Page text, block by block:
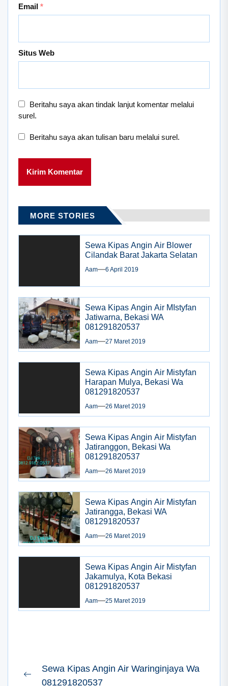
Email *
Situs Web
Beritahu saya akan tindak lanjut komentar melalui
surel.
Beritahu saya akan tulisan baru melalui surel.
MORE STORIES
Sewa Kipas Angin Air Blower
Cilandak Barat Jakarta Selatan
Aam 6 April 2019
Sewa Kipas Angin Air MIstyfan
Jatiwarna, Bekasi WA
081291820537
Aam 27 Maret 2019
Sewa Kipas Angin Air Mistyfan
Harapan Mulya, Bekasi Wa
081291820537
Aam 26 Maret 2019
Sewa Kipas Angin Air Mistyfan
Jatiranggon, Bekasi Wa
081291820537
Aam 26 Maret 2019
Sewa Kipas Angin Air Mistyfan
Jatirangga, Bekasi WA
081291820537
Aam 26 Maret 2019
Sewa Kipas Angin Air Mistyfan
Jakamulya, Kota Bekasi
081291820537
Aam 25 Maret 2019
Navigasi
pos
Previous
Sewa Kipas Angin Air Waringinjaya Wa
081291820537